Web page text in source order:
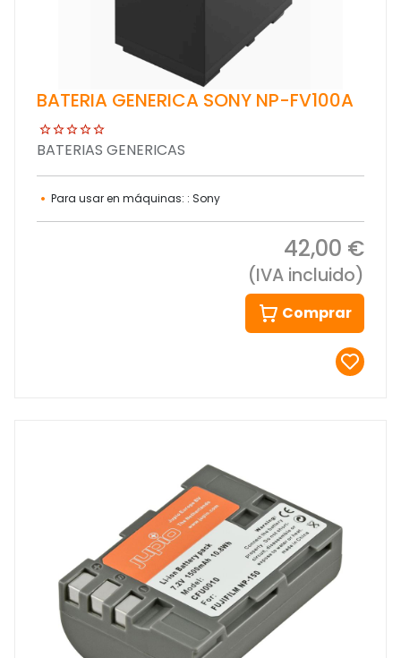
BATERIA GENERICA SONY NP-FV100A
BATERIAS GENERICAS
Para usar en máquinas: : Sony
42,00 €
(IVA incluido)
Comprar